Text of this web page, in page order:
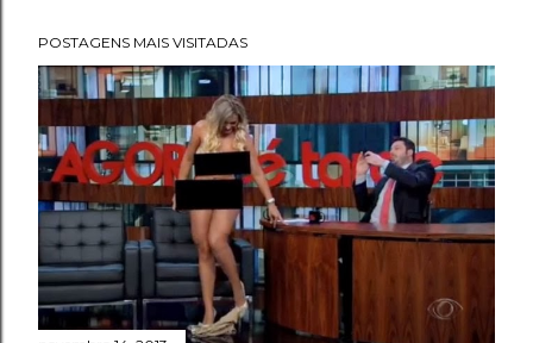
POSTAGENS MAIS VISITADAS